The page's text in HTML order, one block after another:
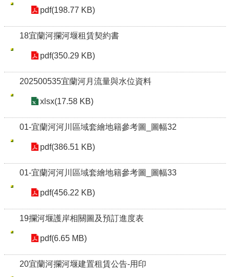
pdf(198.77 KB)
18宜蘭河攔河堰租賃契約書
pdf(350.29 KB)
202500535宜蘭河月流量與水位資料
xlsx(17.58 KB)
01-宜蘭河河川區域套繪地籍參考圖_圖幅32
pdf(386.51 KB)
01-宜蘭河河川區域套繪地籍參考圖_圖幅33
pdf(456.22 KB)
19攔河堰護岸相關圖及預訂進度表
pdf(6.65 MB)
20宜蘭河攔河堰建置租賃公告-用印